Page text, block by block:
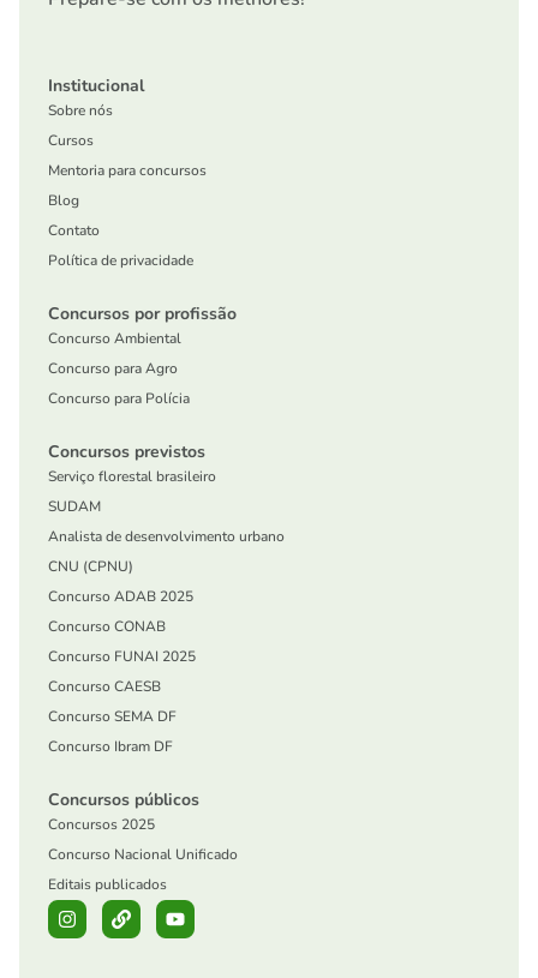
Institucional
Sobre nós
Cursos
Mentoria para concursos
Blog
Contato
Política de privacidade
Concursos por profissão
Concurso Ambiental
Concurso para Agro
Concurso para Polícia
Concursos previstos
Serviço florestal brasileiro
SUDAM
Analista de desenvolvimento urbano
CNU (CPNU)
Concurso ADAB 2025
Concurso CONAB
Concurso FUNAI 2025
Concurso CAESB
Concurso SEMA DF
Concurso Ibram DF
Concursos públicos
Concursos 2025
Concurso Nacional Unificado
Editais publicados